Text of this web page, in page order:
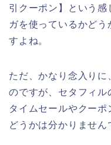
引クーポン】という
ガを使っているかど
すよね。
ただ、かなり念入りに
のですが、セタフィル
タイムセールやクー
どうかは分かりません